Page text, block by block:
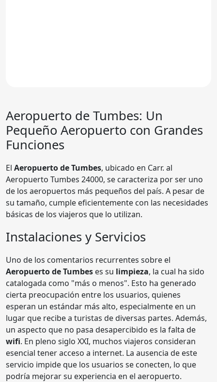
Aeropuerto de Tumbes: Un
Pequeño Aeropuerto con Grandes
Funciones
El Aeropuerto de Tumbes, ubicado en Carr. al
Aeropuerto Tumbes 24000, se caracteriza por ser uno
de los aeropuertos más pequeños del país. A pesar de
su tamaño, cumple eficientemente con las necesidades
básicas de los viajeros que lo utilizan.
Instalaciones y Servicios
Uno de los comentarios recurrentes sobre el
Aeropuerto de Tumbes es su limpieza, la cual ha sido
catalogada como "más o menos". Esto ha generado
cierta preocupación entre los usuarios, quienes
esperan un estándar más alto, especialmente en un
lugar que recibe a turistas de diversas partes. Además,
un aspecto que no pasa desapercibido es la falta de
wifi. En pleno siglo XXI, muchos viajeros consideran
esencial tener acceso a internet. La ausencia de este
servicio impide que los usuarios se conecten, lo que
podría mejorar su experiencia en el aeropuerto.